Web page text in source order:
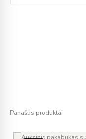
Panašūs produktai